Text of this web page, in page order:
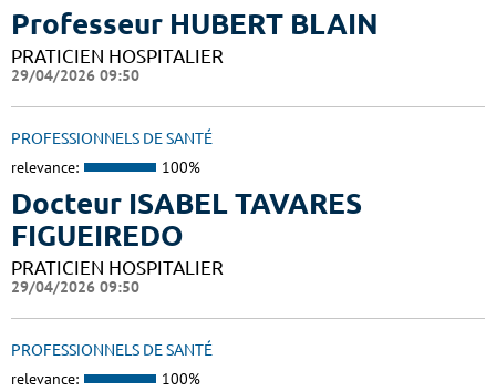
Professeur HUBERT BLAIN
PRATICIEN HOSPITALIER
29/04/2026 09:50
PROFESSIONNELS DE SANTÉ
relevance: 100%
Docteur ISABEL TAVARES
FIGUEIREDO
PRATICIEN HOSPITALIER
29/04/2026 09:50
PROFESSIONNELS DE SANTÉ
relevance: 100%